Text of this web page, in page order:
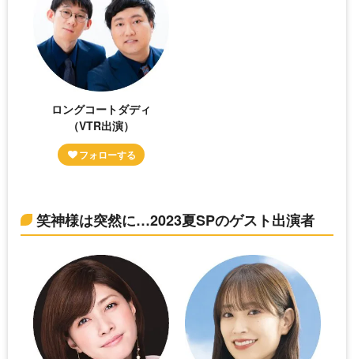
ロングコートダディ
（VTR出演）
笑神様は突然に…2023夏SPのゲスト出演者